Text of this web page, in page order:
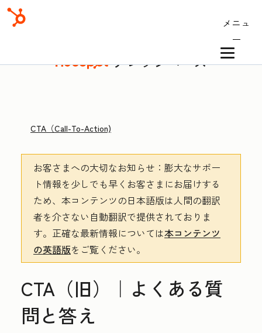
メニュ
ー
ナレッジベース
CTA（Call-To-Action)
お客さまへの大切なお知らせ ：膨大なサポー
ト情報を少しでも早くお客さまにお届けする
ため、本コンテンツの日本語版は人間の翻訳
者を介さない自動翻訳で提供されておりま
す。 正確な最新情報については本コンテンツ
の英語版をご覧ください。
CTA（旧）｜よくある質
問と答え